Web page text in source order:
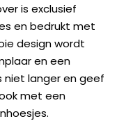
is exclusief
en bedrukt met
design wordt
en een
niet langer en geef
met een